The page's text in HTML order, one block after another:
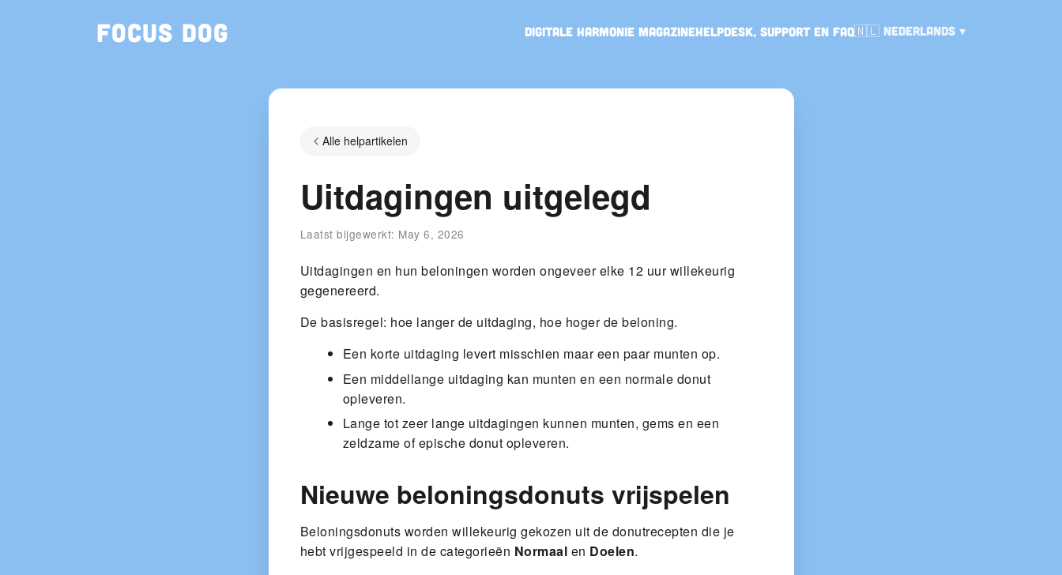
Focus Dog Digitale Harmonie MagazineHelpdesk, support en FAQ🇳🇱 Taal:
Nederlands
Alle helpartikelen
Uitdagingen uitgelegd
Laatst bijgewerkt: May 6, 2026
Uitdagingen en hun beloningen worden ongeveer elke 12 uur willekeurig
gegenereerd.
De basisregel: hoe langer de uitdaging, hoe hoger de beloning.
Een korte uitdaging levert misschien maar een paar munten op.
Een middellange uitdaging kan munten en een normale donut
opleveren.
Lange tot zeer lange uitdagingen kunnen munten, gems en een
zeldzame of epische donut opleveren.
Nieuwe beloningsdonuts vrijspelen
Beloningsdonuts worden willekeurig gekozen uit de donutrecepten die je
hebt vrijgespeeld in de categorieën Normaal en Doelen.